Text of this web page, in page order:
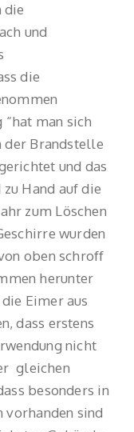
die
und
die
man sich
der Brandstelle
und das
Hand auf die
zum Löschen
wurden
oben schroff
herunter
Eimer aus
dass erstens
nicht
gleichen
besonders in
sind